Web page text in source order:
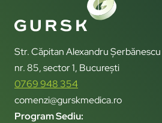
Str. Căpitan Alexandru Șerbănescu
nr. 85, sector 1, București
0769 948 354
comenzi@gurskmedica.ro
Program Sediu: